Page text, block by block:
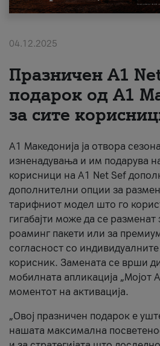
Поддршка
Надополни кредит
За нас
#ПодобарОнлајн
04.12.2025
Празничен A1
подарок од А1
за сите
А1 Македонија ја отвора
изненадувања и им подарува
корисници на A1 Net Sef
дополнителни опции за
тарифниот модел што го
гигабајти може да се разменат
роаминг пакети или за
согласност со индивидуалните
корисник. Замената се врши
мобилната апликација „Мојот
моментот на активација.
„Овој празничен подарок е
нашата максимална